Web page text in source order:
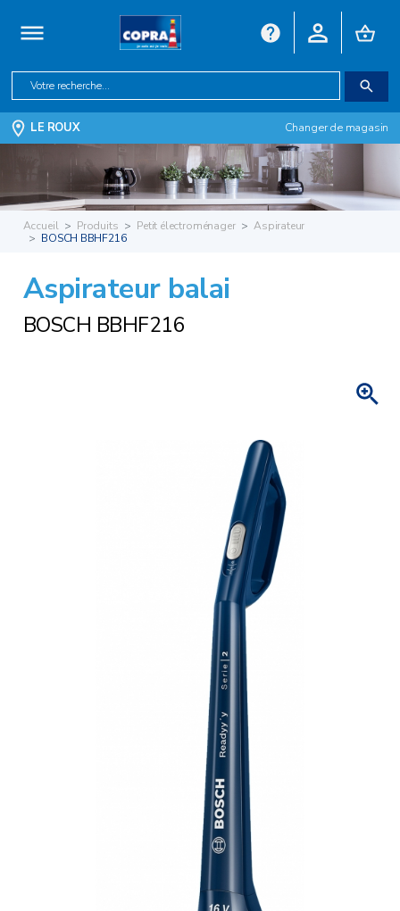
LE ROUX Changer de magasin
Accueil Produits Petit électroménager
Aspirateur
BOSCH BBHF216
Aspirateur balai
BOSCH BBHF216